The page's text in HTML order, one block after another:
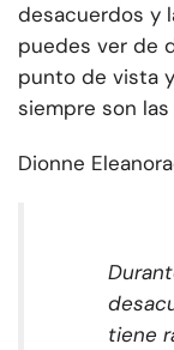
desacuerdos y
puedes ver de
punto de vista
siempre son
Dionne Eleanor
tiene